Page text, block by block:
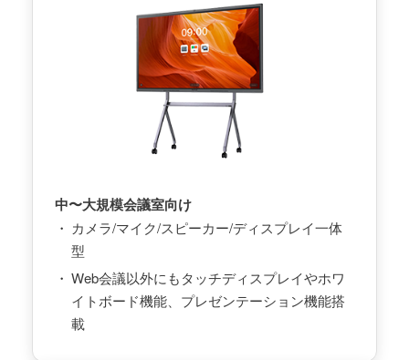
中〜大規模会議室向け
カメラ/マイク/スピーカー/ディスプレイ一体
型
Web会議以外にもタッチディスプレイやホワ
イトボード機能、プレゼンテーション機能搭
載